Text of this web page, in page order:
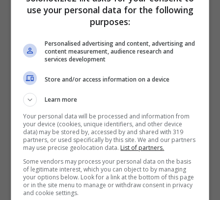
LEGGI ANCHE
con la sua (bellissima) fidanzata:
eccoli insieme
LEGGI ANCHE->Selvaggia
Roma oggi è così, ma la ricordate
use your personal data for the following
purposes:
Personalised advertising and content, advertising and
content measurement, audience research and
services development
Store and/or access information on a device
Learn more
Your personal data will be processed and information from
your device (cookies, unique identifiers, and other device
data) may be stored by, accessed by and shared with 319
partners, or used specifically by this site. We and our partners
may use precise geolocation data. List of partners.
Some vendors may process your personal data on the basis
of legitimate interest, which you can object to by managing
your options below. Look for a link at the bottom of this page
or in the site menu to manage or withdraw consent in privacy
and cookie settings.